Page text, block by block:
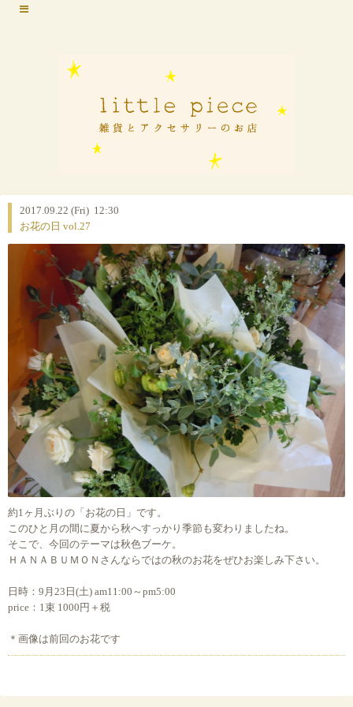
2017.09.22 (Fri) 12:30
お花の日 vol.27
約1ヶ月ぶりの「お花の日」です。
このひと月の間に夏から秋へすっかり季節も変わりましたね。
そこで、今回のテーマは秋色ブーケ。
ＨＡＮＡＢＵＭＯＮさんならではの秋のお花をぜひお楽しみ下さい。
日時：9月23日(土) am11:00～pm5:00
price：1束 1000円＋税
＊画像は前回のお花です